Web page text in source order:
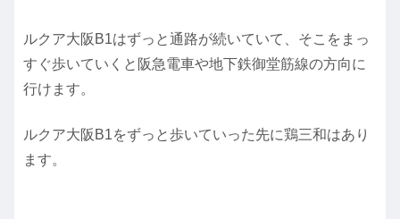
ルクア大阪B1はずっと通路が続いていて、そこをまっ
すぐ歩いていくと阪急電車や地下鉄御堂筋線の方向に
行けます。
ルクア大阪B1をずっと歩いていった先に鶏三和はあり
ます。